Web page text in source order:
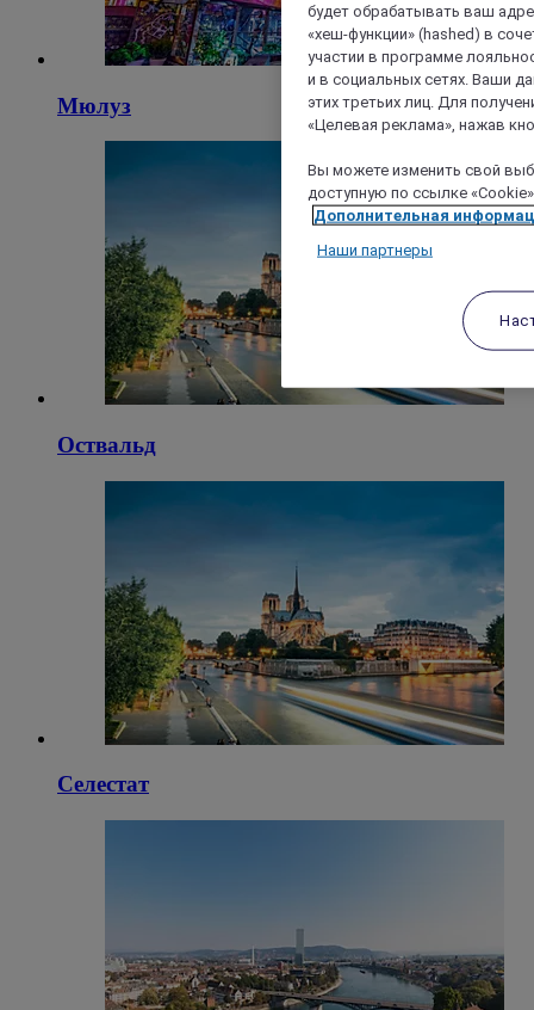
Мюлуз
Оствальд
Селестат
будет обрабатывать ваш
«хеш-функции» (hashed) в
участии в программе
и в социальных сетях. Ваши
этих третьих лиц. Для
«Целевая реклама», нажав
Вы можете изменить свой
доступную по ссылке
Дополнительная
Наши партнеры